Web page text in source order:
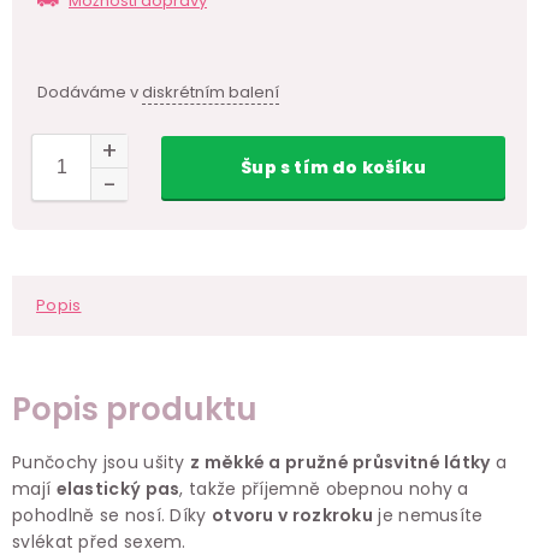
Dodáváme vdiskrétním balení
Šups tímdo košíku
Popis
Popis produktu
Punčochy jsou ušity z měkké a pružné průsvitné látkya
mají elastický pas, takže příjemně obepnou nohy a
pohodlně se nosí. Díky otvoru v rozkroku je nemusíte
svlékat před sexem.